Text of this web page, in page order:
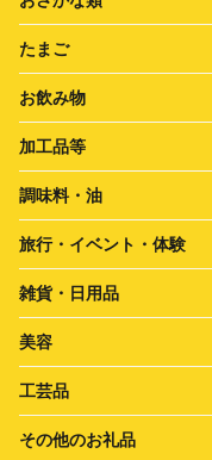
たまご
お飲み物
加工品等
調味料・油
旅行・イベント・体験
雑貨・日用品
美容
工芸品
その他のお礼品